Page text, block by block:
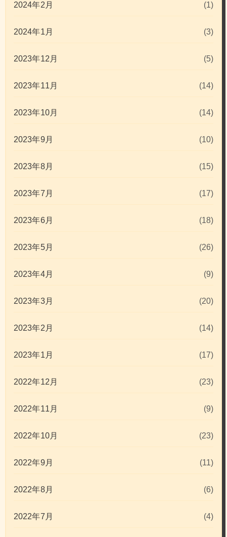
2024年2月 (1)
2024年1月 (3)
2023年12月 (5)
2023年11月 (14)
2023年10月 (14)
2023年9月 (10)
2023年8月 (15)
2023年7月 (17)
2023年6月 (18)
2023年5月 (26)
2023年4月 (9)
2023年3月 (20)
2023年2月 (14)
2023年1月 (17)
2022年12月 (23)
2022年11月 (9)
2022年10月 (23)
2022年9月 (11)
2022年8月 (6)
2022年7月 (4)